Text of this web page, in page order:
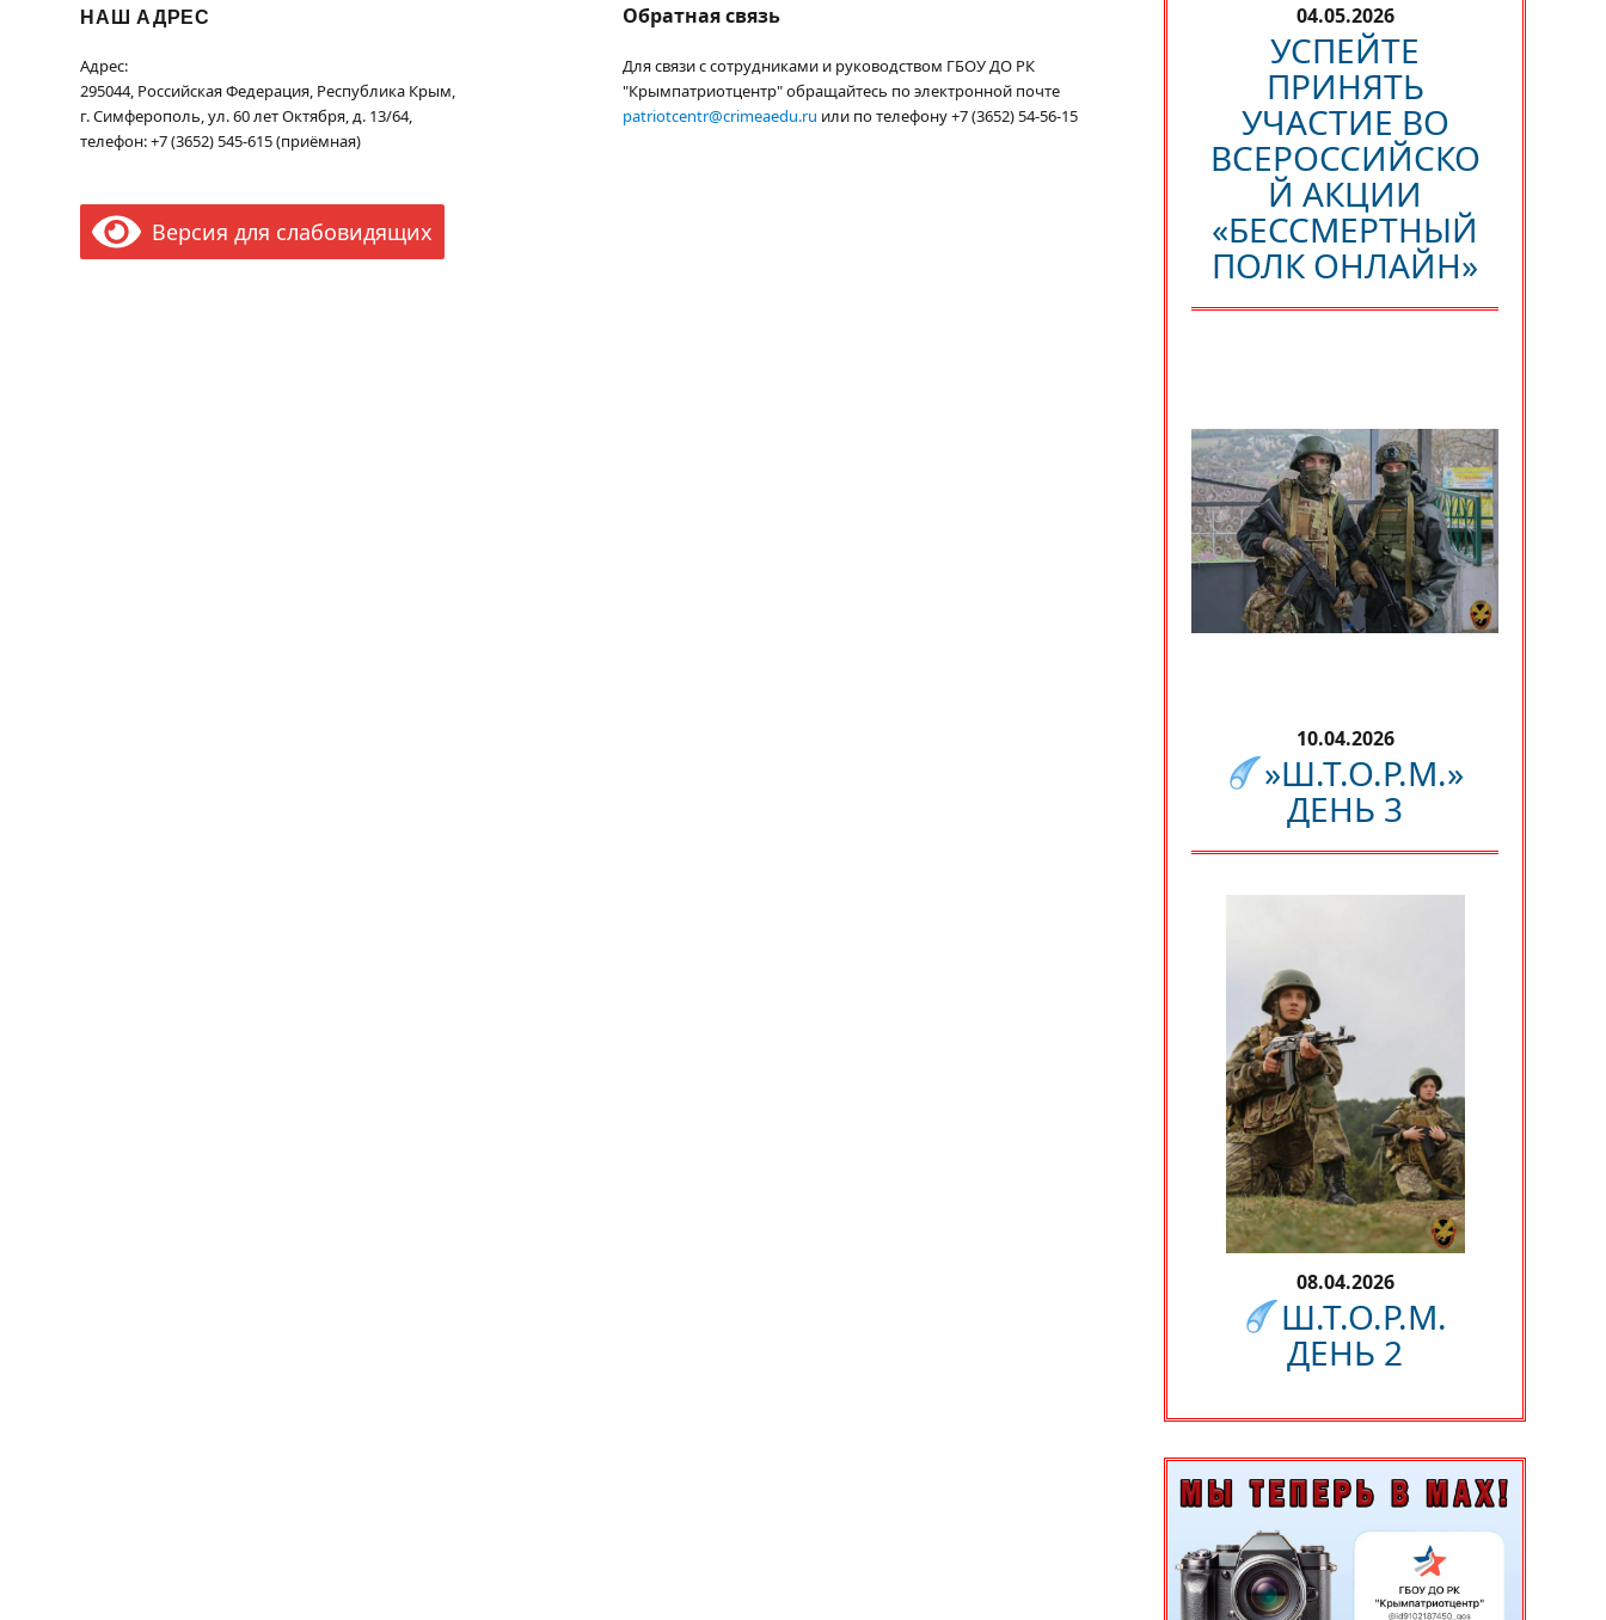
НАШ АДРЕС
Адрес:
295044, Российская Федерация, Республика Крым,
г. Симферополь, ул. 60 лет Октября, д. 13/64,
телефон: +7 (3652) 545-615 (приёмная)
Версия для слабовидящих
Обратная связь
Для связи с сотрудниками и руководством ГБОУ ДО РК
"Крымпатриотцентр" обращайтесь по электронной почте
patriotcentr@crimeaedu.ru или по телефону +7 (3652) 54-56-15
04.05.2026
УСПЕЙТЕ
ПРИНЯТЬ
УЧАСТИЕ ВО
ВСЕРОССИЙСКО
Й АКЦИИ
«БЕССМЕРТНЫЙ
ПОЛК ОНЛАЙН»
10.04.2026
»Ш.Т.О.Р.М.»
ДЕНЬ 3
08.04.2026
Ш.Т.О.Р.М.
ДЕНЬ 2